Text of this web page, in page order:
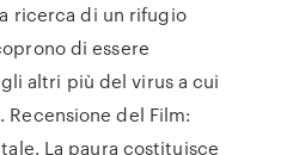
ricerca di un rifugio
di essere
altri più del virus a cui
del Film:
La paura costituisce